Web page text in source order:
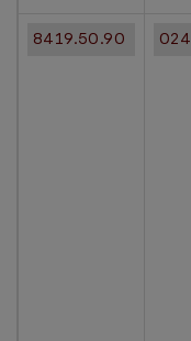
8419.50.90 024